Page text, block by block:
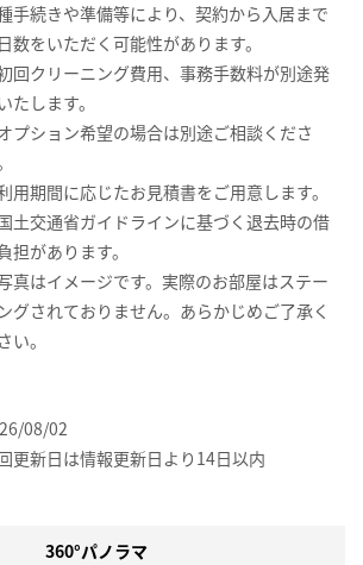
手続きや準備等により、契約から入居まで
数をいただく可能性があります。
回クリーニング費用、事務手数料が別途発
たします。
プション希望の場合は別途ご相談くださ
用期間に応じたお見積書をご用意します。
土交通省ガイドラインに基づく退去時の借
担があります。
真はイメージです。実際のお部屋はステー
グされておりません。あらかじめご了承く
い。
08/02
更新日は情報更新日より14日以内
360°パノラマ